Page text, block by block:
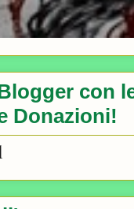
con
Donazioni!